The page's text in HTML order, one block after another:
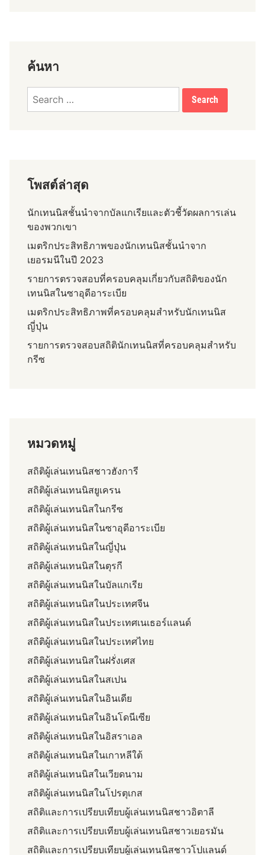
น
ว
โ
ป
แ
ล
น
ค้นหา
Search
โพสต์ล่าสุด
นักเทนนิสชั้นนำจากบัลแกเรียและตัวชี้วัดผลการเล่น
ของพวกเขา
เมตริกประสิทธิภาพของนักเทนนิสชั้นนำจาก
เยอรมนีในปี 2023
รายการตรวจสอบที่ครอบคลุมเกี่ยวกับสถิติของนัก
เทนนิสในซาอุดีอาระเบีย
เมตริกประสิทธิภาพที่ครอบคลุมสำหรับนักเทนนิส
ญี่ปุ่น
รายการตรวจสอบสถิตินักเทนนิสที่ครอบคลุมสำหรับ
กรีซ
หมวดหมู่
สถิติผู้เล่นเทนนิสชาวฮังการี
สถิติผู้เล่นเทนนิสยูเครน
สถิติผู้เล่นเทนนิสในกรีซ
สถิติผู้เล่นเทนนิสในซาอุดีอาระเบีย
สถิติผู้เล่นเทนนิสในญี่ปุ่น
สถิติผู้เล่นเทนนิสในตุรกี
สถิติผู้เล่นเทนนิสในบัลแกเรีย
สถิติผู้เล่นเทนนิสในประเทศจีน
สถิติผู้เล่นเทนนิสในประเทศเนเธอร์แลนด์
สถิติผู้เล่นเทนนิสในประเทศไทย
สถิติผู้เล่นเทนนิสในฝรั่งเศส
สถิติผู้เล่นเทนนิสในสเปน
สถิติผู้เล่นเทนนิสในอินเดีย
สถิติผู้เล่นเทนนิสในอินโดนีเซีย
สถิติผู้เล่นเทนนิสในอิสราเอล
สถิติผู้เล่นเทนนิสในเกาหลีใต้
สถิติผู้เล่นเทนนิสในเวียดนาม
สถิติผู้เล่นเทนนิสในโปรตุเกส
สถิติและการเปรียบเทียบผู้เล่นเทนนิสชาวอิตาลี
สถิติและการเปรียบเทียบผู้เล่นเทนนิสชาวเยอรมัน
สถิติและการเปรียบเทียบผู้เล่นเทนนิสชาวโปแลนด์